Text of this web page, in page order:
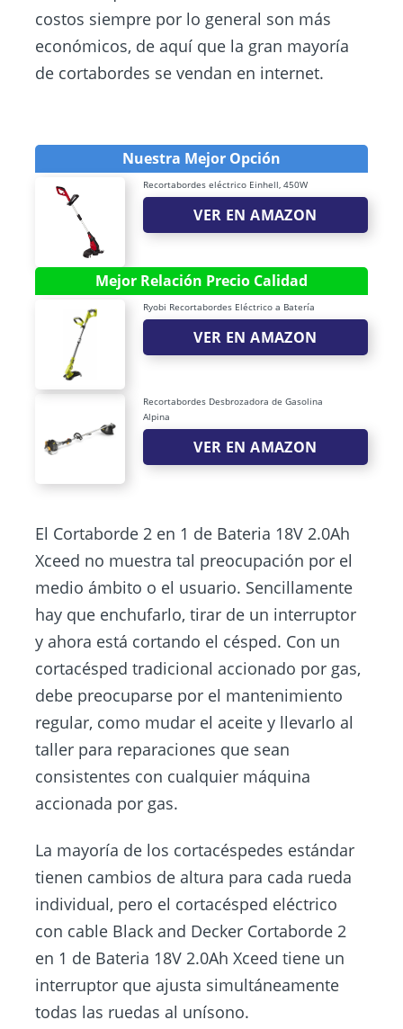
costos siempre por lo general son más
económicos, de aquí que la gran mayoría
de cortabordes se vendan en internet.
Nuestra Mejor Opción
Recortabordes eléctrico Einhell, 450W
VER EN AMAZON
Mejor Relación Precio Calidad
Ryobi Recortabordes Eléctrico a Batería
VER EN AMAZON
Recortabordes Desbrozadora de Gasolina
Alpina
VER EN AMAZON
El Cortaborde 2 en 1 de Bateria 18V 2.0Ah
Xceed no muestra tal preocupación por el
medio ámbito o el usuario. Sencillamente
hay que enchufarlo, tirar de un interruptor
y ahora está cortando el césped. Con un
cortacésped tradicional accionado por gas,
debe preocuparse por el mantenimiento
regular, como mudar el aceite y llevarlo al
taller para reparaciones que sean
consistentes con cualquier máquina
accionada por gas.
La mayoría de los cortacéspedes estándar
tienen cambios de altura para cada rueda
individual, pero el cortacésped eléctrico
con cable Black and Decker Cortaborde 2
en 1 de Bateria 18V 2.0Ah Xceed tiene un
interruptor que ajusta simultáneamente
todas las ruedas al unísono.